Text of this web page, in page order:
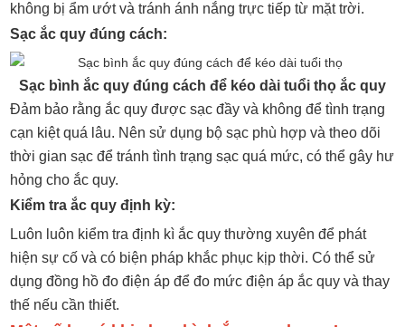
không bị ẩm ướt và tránh ánh nắng trực tiếp từ mặt trời.
Sạc ắc quy đúng cách:
Sạc bình ắc quy đúng cách để kéo dài tuổi thọ ắc quy
Đảm bảo rằng ắc quy được sạc đầy và không để tình trạng
cạn kiệt quá lâu. Nên sử dụng bộ sạc phù hợp và theo dõi
thời gian sạc để tránh tình trạng sạc quá mức, có thể gây hư
hỏng cho ắc quy.
Kiểm tra ắc quy định kỳ:
Luôn luôn kiểm tra định kì ắc quy thường xuyên để phát
hiện sự cố và có biện pháp khắc phục kịp thời. Có thể sử
dụng đồng hồ đo điện áp để đo mức điện áp ắc quy và thay
thế nếu cần thiết.